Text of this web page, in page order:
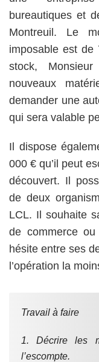
bureautiques et
Montreuil. Le
imposable est
stock,
nouveaux
demander une
qui sera valable
Il dispose
000 € qu’il peut
découvert. Il
de deux
LCL. Il souhaite
de commerce
hésite entre ses
l’opération la
Travail à faire
1. Décrire les
l’escompte.